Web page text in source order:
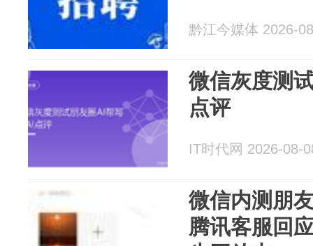
黔江今媒体 2026-
微信灰度测
点评
IT时代网 2026-08-
微信内测朋
腾讯客服回